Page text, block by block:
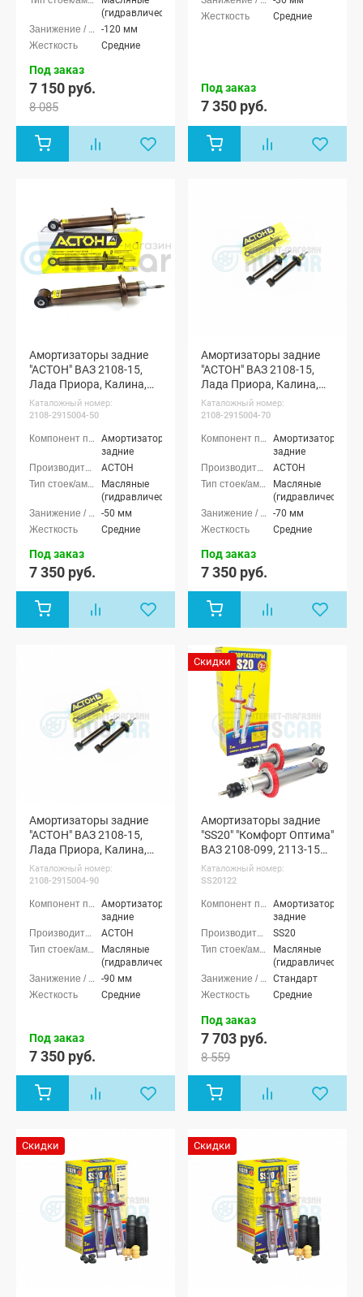
(гидравлические)
-120 мм
Средние
Под заказ
7 150 руб.
8 085
Средние
Под заказ
7 350 руб.
Амортизаторы задние
"АСТОН" ВАЗ 2108-15,
Лада Приора, Калина,
Гранта (с занижением
-50 мм)
Каталожный номер:
2108-2915004-50
Амортизаторы
задние
АСТОН
Масляные
(гидравлические)
-50 мм
Средние
Под заказ
7 350 руб.
Амортизаторы задние
"АСТОН" ВАЗ 2108-15,
Лада Приора, Калина,
Гранта (с занижением
-70 мм)
Каталожный номер:
2108-2915004-70
Амортизаторы
задние
АСТОН
Масляные
(гидравлические)
-70 мм
Средние
Под заказ
7 350 руб.
Амортизаторы задние
"АСТОН" ВАЗ 2108-15,
Лада Приора, Калина,
Гранта (с занижением
-90 мм)
Каталожный номер:
2108-2915004-90
Амортизаторы
задние
АСТОН
Масляные
(гидравлические)
-90 мм
Средние
Под заказ
7 350 руб.
Скидки
Амортизаторы задние
"SS20" "Комфорт Оптима"
ВАЗ 2108-099, 2113-15
(SS20122)
Каталожный номер:
SS20122
Амортизаторы
задние
SS20
Масляные
(гидравлические)
Стандарт
Средние
Под заказ
7 703 руб.
8 559
Скидки Скидки